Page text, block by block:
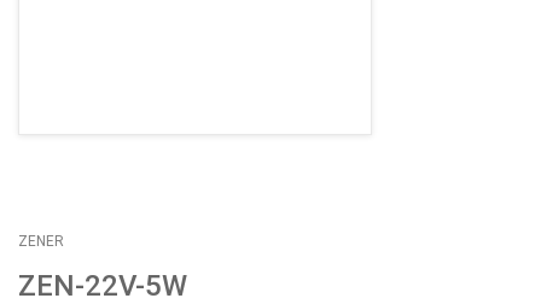
ZENER
ZEN-22V-5W